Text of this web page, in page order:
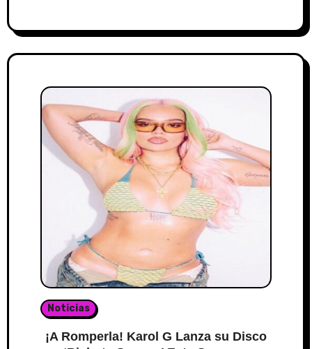
Noticias
¡A Romperla! Karol G Lanza su Disco